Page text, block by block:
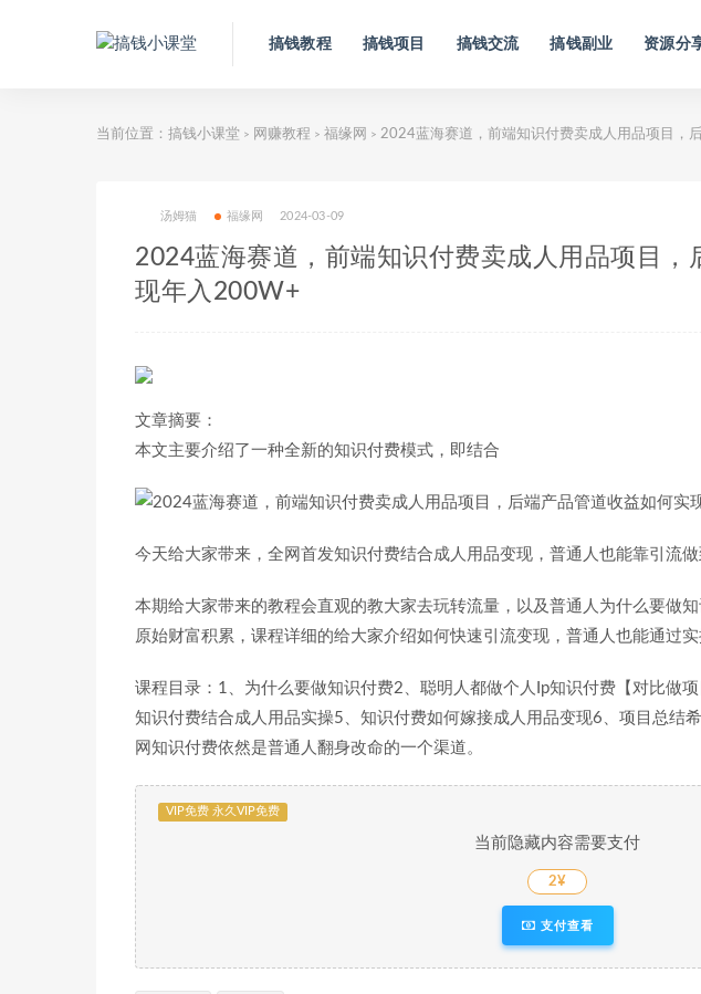
搞钱教程 搞钱项目 搞钱交流 搞钱副业 资源分
当前位置： 搞钱小课堂 > 网赚教程 > 福缘网 > 2024蓝海赛道，前端知识付费卖成人用品项目，
汤姆猫 福缘网 2024-03-09
2024蓝海赛道，前端知识付费卖成人用品项目，
现年入200W+
文章摘要：
本文主要介绍了一种全新的知识付费模式，即结合
今天给大家带来，全网首发知识付费结合成人用品变现，普通人也能靠引流
本期给大家带来的教程会直观的教大家去玩转流量，以及普通人为什么要做
原始财富积累，课程详细的给大家介绍如何快速引流变现，普通人也能通过实
课程目录：1、为什么要做知识付费2、聪明人都做个人Ip知识付费【对比做
知识付费结合成人用品实操5、知识付费如何嫁接成人用品变现6、项目总结
网知识付费依然是普通人翻身改命的一个渠道。
VIP免费 永久VIP免费
当前隐藏内容需要支付
2¥
支付查看